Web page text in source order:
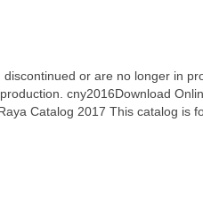
or are no longer in
cny2016Download
Catalog 2017 This catalog is